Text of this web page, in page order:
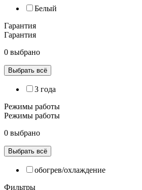
Белый
Гарантия
Гарантия
0 выбрано
Выбрать всё
3 года
Режимы работы
Режимы работы
0 выбрано
Выбрать всё
обогрев/охлаждение
Фильтры